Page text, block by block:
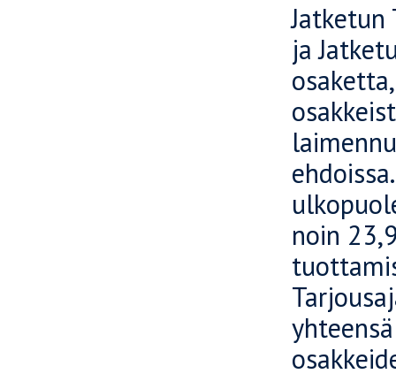
ja
noin